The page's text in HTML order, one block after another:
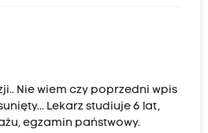
Nie wiem czy poprzedni wpis
Lekarz studiuje 6 lat,
egzamin państwowy.